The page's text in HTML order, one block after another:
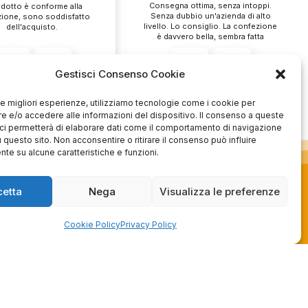
Gestisci Consenso Cookie
migliori esperienze, utilizziamo tecnologie come i cookie per
e/o accedere alle informazioni del dispositivo. Il consenso a queste
permetterà di elaborare dati come il comportamento di navigazione
questo sito. Non acconsentire o ritirare il consenso può influire
su alcune caratteristiche e funzioni.
Nega Visualizza le preferenze
Cookie PolicyPrivacy Policy
del venditore
della tua bella
e della fiducia. Siamo
fantastici come te.
è conforme alla
sono soddisfatto
dell'acquisto.
Commento del venditore
Ci rende molto felici vedere la tua
fantastica recensione! Lavoriamo
sodo per soddisfare le esigenze di
tornerai da noi :) Saluti
Consegna ottima, senza intoppi.
Senza dubbio un'azienda di alto
livello. Lo consiglio. La confezione
è davvero bella, sembra fatta
Azienda
Contatti